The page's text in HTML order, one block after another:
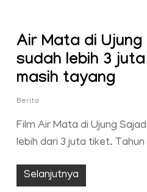
Air Mata di
sudah lebih 3
masih tayang
Berita
Film Air Mata di Ujung
lebih dari 3 juta tiket.
Selanjutnya